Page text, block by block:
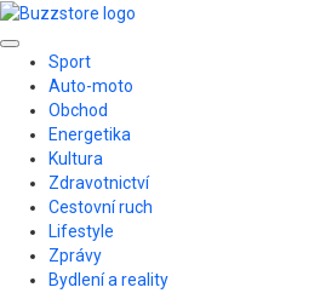
Skip
content
Primary
Menu
Sport
Auto-moto
Obchod
Energetika
Kultura
Zdravotnictví
Cestovní ruch
Lifestyle
Zprávy
Bydlení a reality